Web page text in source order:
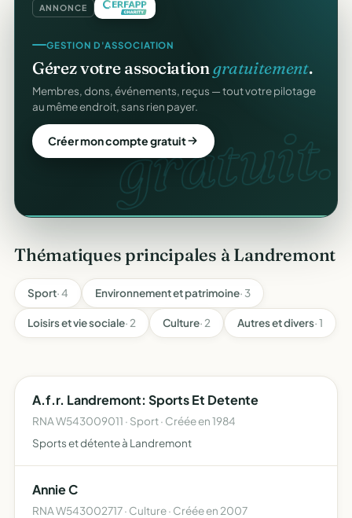
ANNONCE
gratuit.
GESTION D'ASSOCIATION
Gérez votre associationgratuitement.
Membres, dons, événements, reçus — tout votre pilotage
au même endroit, sans rien payer.
Créer mon compte gratuit
CRM ASSOCIATIF
UnCRM completpour vos membres.
Fiches donateurs, historique des dons, relances,
adhésions — fini les fichiers Excel.
Découvrir le CRM gratuit
Thématiques principales à Landremont
Sport· 4 Environnement et patrimoine· 3
Loisirs et vie sociale· 2 Culture· 2 Autres et divers· 1
A.f.r. Landremont: Sports Et Detente
RNA W543009011 · Sport · Créée en 1984
Sports et détente à Landremont
Annie C
RNA W543002717 · Culture · Créée en 2007